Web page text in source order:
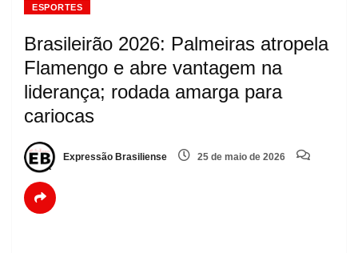
ESPORTES
Brasileirão 2026: Palmeiras atropela
Flamengo e abre vantagem na
liderança; rodada amarga para
cariocas
Expressão Brasiliense 25 de maio de 2026